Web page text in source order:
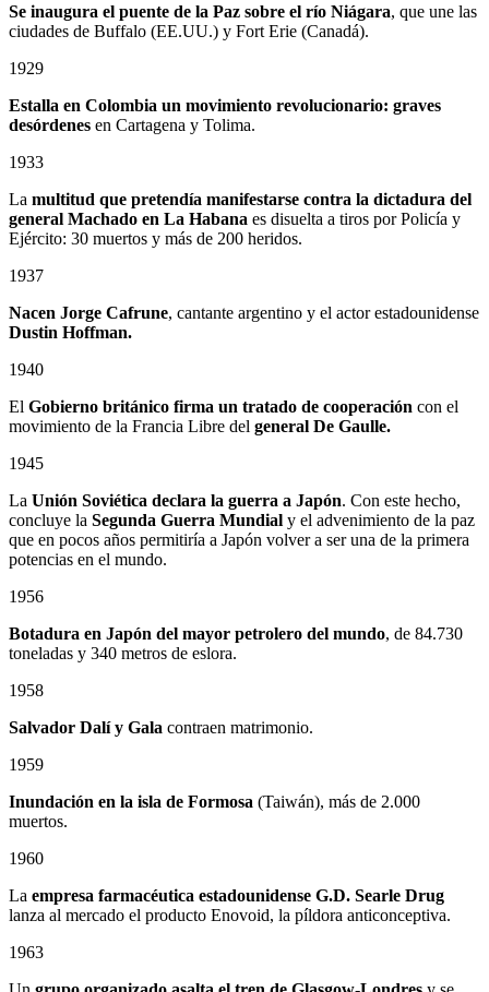
Se inaugura el puente de la Paz sobre el río Niágara, que une las
ciudades de Buffalo (EE.UU.) y Fort Erie (Canadá).
1929
Estalla en Colombia un movimiento revolucionario: graves
desórdenes en Cartagena y Tolima.
1933
La multitud que pretendía manifestarse contra la dictadura del
general Machado en La Habana es disuelta a tiros por Policía y
Ejército: 30 muertos y más de 200 heridos.
1937
Nacen Jorge Cafrune, cantante argentino y el actor estadounidense
Dustin Hoffman.
1940
El Gobierno británico firma un tratado de cooperación con el
movimiento de la Francia Libre del general De Gaulle.
1945
La Unión Soviética declara la guerra a Japón. Con este hecho,
concluye la Segunda Guerra Mundial y el advenimiento de la paz
que en pocos años permitiría a Japón volver a ser una de la primera
potencias en el mundo.
1956
Botadura en Japón del mayor petrolero del mundo, de 84.730
toneladas y 340 metros de eslora.
1958
Salvador Dalí y Gala contraen matrimonio.
1959
Inundación en la isla de Formosa (Taiwán), más de 2.000
muertos.
1960
La empresa farmacéutica estadounidense G.D. Searle Drug
lanza al mercado el producto Enovoid, la píldora anticonceptiva.
1963